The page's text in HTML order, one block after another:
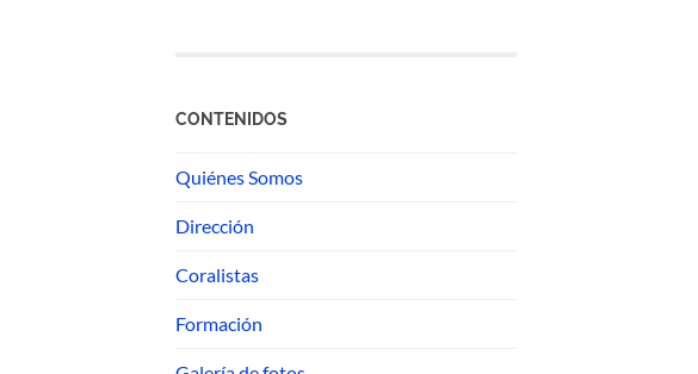
CONTENIDOS
Quiénes Somos
Dirección
Coralistas
Formación